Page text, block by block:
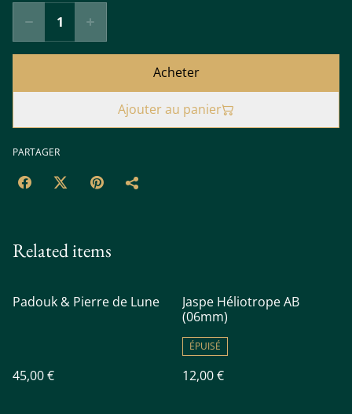
Acheter
Ajouter au panier
PARTAGER
Related items
Padouk & Pierre de Lune
45,00 €
Jaspe Héliotrope AB
(06mm)
ÉPUISÉ
12,00 €